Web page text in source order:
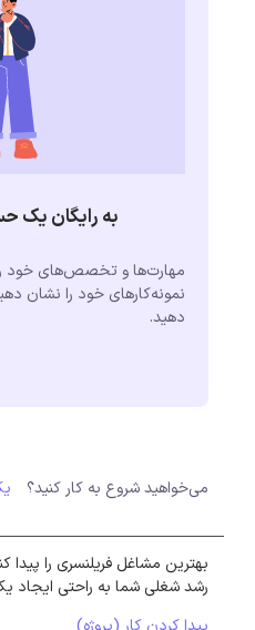
به رایگان یک
مهارت‌ها و تخصص‌های خود را
نمونه‌کارهای خود را نشان
دهید.
می‌خواهید شروع به کار کنید؟
بهترین مشاغل فریلنسری را پیدا
رشد شغلی شما به راحتی ایجاد